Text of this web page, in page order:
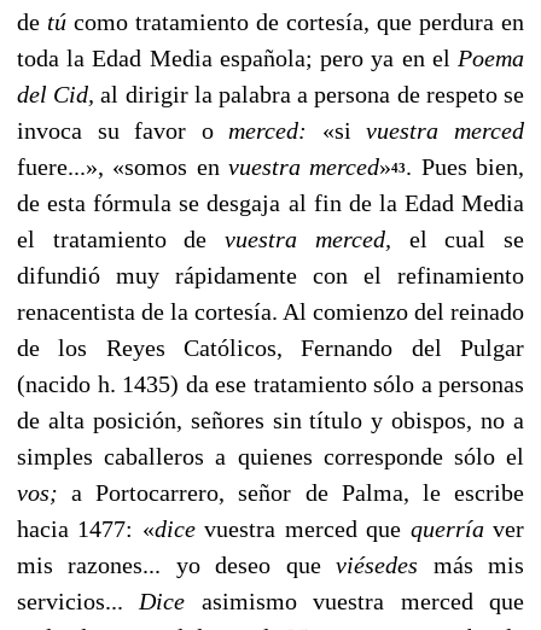
de tú como tratamiento de cortesía, que perdura en
toda la Edad Media española; pero ya en el Poema
del Cid,al dirigir la palabra a persona de respeto se
invoca su fa­vor o merced: «sivuestra merced
fuere...», «somos en vuestra merced»43. Pues bien,
de esta fórmula se desgaja al fin de la Edad Media
el tratamiento devuestra merced, el cual se
difundió muy rápidamente con el refinamiento
renacentis­ta de la cortesía. Al comienzo del reinado
de los Reyes Ca­tólicos, Fernando del Pulgar
(nacido h. 1435) da ese trata­miento sólo a personas
de alta posición, señores sin título y obispos, no a
simples caballeros a quienes correspon­de sólo el
vos;a Portocarrero, señor de Palma, le escribe
hacia 1477: «dicevuestra merced que querríaver
mis razo­nes... yo deseo queviésedes más mis
servicios... Dice asimis­mo vuestra merced que